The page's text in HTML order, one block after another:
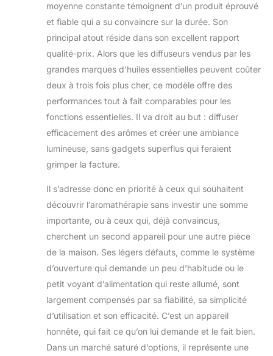
moyenne constante témoignent d’un produit éprouvé
et fiable qui a su convaincre sur la durée. Son
principal atout réside dans son excellent rapport
qualité-prix. Alors que les diffuseurs vendus par les
grandes marques d’huiles essentielles peuvent coûter
deux à trois fois plus cher, ce modèle offre des
performances tout à fait comparables pour les
fonctions essentielles. Il va droit au but : diffuser
efficacement des arômes et créer une ambiance
lumineuse, sans gadgets superflus qui feraient
grimper la facture.
Il s’adresse donc en priorité à ceux qui souhaitent
découvrir l’aromathérapie sans investir une somme
importante, ou à ceux qui, déjà convaincus,
cherchent un second appareil pour une autre pièce
de la maison. Ses légers défauts, comme le système
d’ouverture qui demande un peu d’habitude ou le
petit voyant d’alimentation qui reste allumé, sont
largement compensés par sa fiabilité, sa simplicité
d’utilisation et son efficacité. C’est un appareil
honnête, qui fait ce qu’on lui demande et le fait bien.
Dans un marché saturé d’options, il représente une